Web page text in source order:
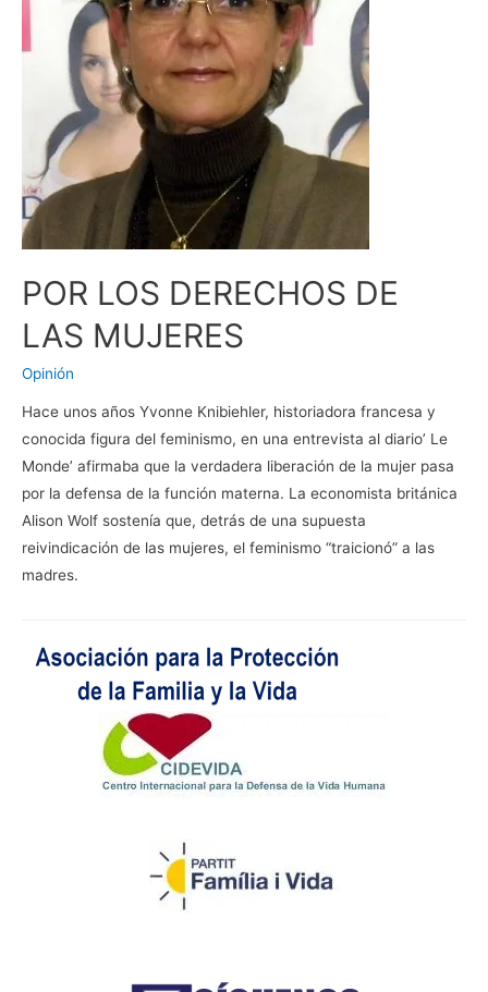
POR LOS DERECHOS DE
LAS MUJERES
Opinión
Hace unos años Yvonne Knibiehler, historiadora francesa y
conocida figura del feminismo, en una entrevista al diario’ Le
Monde’ afirmaba que la verdadera liberación de la mujer pasa
por la defensa de la función materna. La economista británica
Alison Wolf sostenía que, detrás de una supuesta
reivindicación de las mujeres, el feminismo “traicionó” a las
madres.